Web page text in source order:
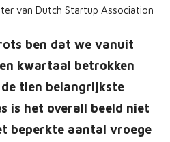
van Dutch Startup Association
ben dat we vanuit
kwartaal betrokken
tien belangrijkste
is het overall beeld niet
beperkte aantal vroege